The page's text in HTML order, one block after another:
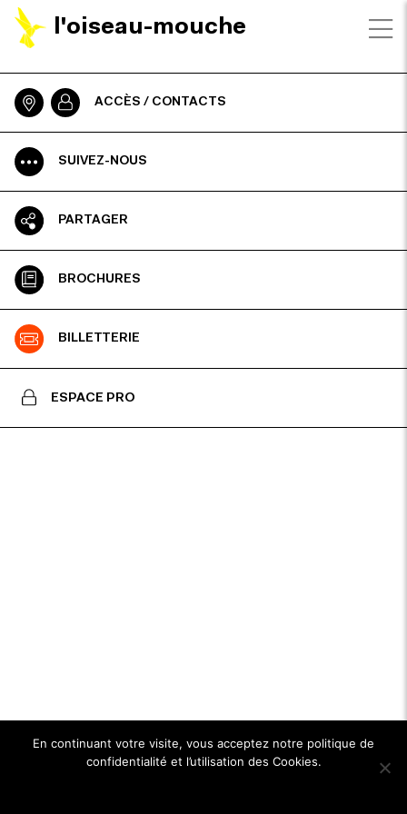
l'oiseau-mouche
ACCÈS / CONTACTS
SUIVEZ-NOUS
PARTAGER
BROCHURES
BILLETTERIE
ESPACE PRO
En continuant votre visite, vous acceptez notre politique de
confidentialité et l’utilisation des Cookies.